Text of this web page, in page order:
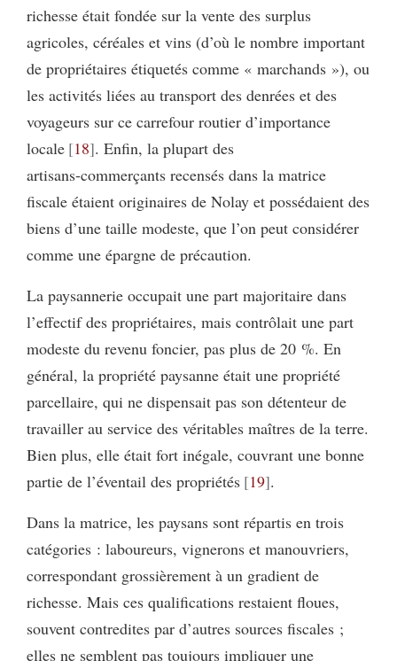
richesse était fondée sur la vente des surplus
agricoles, céréales et vins (d’où le nombre important
de propriétaires étiquetés comme « marchands »), ou
les activités liées au transport des denrées et des
voyageurs sur ce carrefour routier d’importance
locale 18 . Enfin, la plupart des
artisans‑commerçants recensés dans la matrice
fiscale étaient originaires de Nolay et possédaient des
biens d’une taille modeste, que l’on peut considérer
comme une épargne de précaution.
La paysannerie occupait une part majoritaire dans
l’effectif des propriétaires, mais contrôlait une part
modeste du revenu foncier, pas plus de 20 %. En
général, la propriété paysanne était une propriété
parcellaire, qui ne dispensait pas son détenteur de
travailler au service des véritables maîtres de la terre.
Bien plus, elle était fort inégale, couvrant une bonne
partie de l’éventail des propriétés 19 .
Dans la matrice, les paysans sont répartis en trois
catégories : laboureurs, vignerons et manouvriers,
correspondant grossièrement à un gradient de
richesse. Mais ces qualifications restaient floues,
souvent contredites par d’autres sources fiscales ;
elles ne semblent pas toujours impliquer une